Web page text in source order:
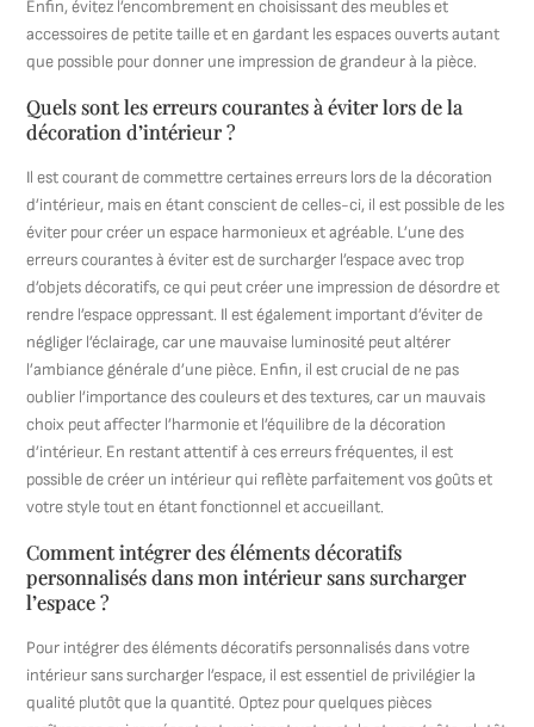
Enfin, évitez l’encombrement en choisissant des meubles et
accessoires de petite taille et en gardant les espaces ouverts autant
que possible pour donner une impression de grandeur à la pièce.
Quels sont les erreurs courantes à éviter lors de la
décoration d’intérieur ?
Il est courant de commettre certaines erreurs lors de la décoration
d’intérieur, mais en étant conscient de celles-ci, il est possible de les
éviter pour créer un espace harmonieux et agréable. L’une des
erreurs courantes à éviter est de surcharger l’espace avec trop
d’objets décoratifs, ce qui peut créer une impression de désordre et
rendre l’espace oppressant. Il est également important d’éviter de
négliger l’éclairage, car une mauvaise luminosité peut altérer
l’ambiance générale d’une pièce. Enfin, il est crucial de ne pas
oublier l’importance des couleurs et des textures, car un mauvais
choix peut affecter l’harmonie et l’équilibre de la décoration
d’intérieur. En restant attentif à ces erreurs fréquentes, il est
possible de créer un intérieur qui reflète parfaitement vos goûts et
votre style tout en étant fonctionnel et accueillant.
Comment intégrer des éléments décoratifs
personnalisés dans mon intérieur sans surcharger
l’espace ?
Pour intégrer des éléments décoratifs personnalisés dans votre
intérieur sans surcharger l’espace, il est essentiel de privilégier la
qualité plutôt que la quantité. Optez pour quelques pièces